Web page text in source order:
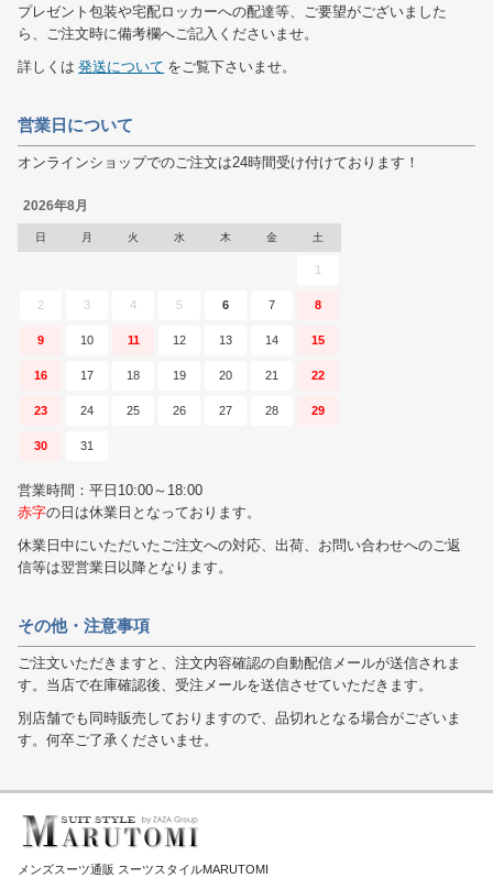
プレゼント包装や宅配ロッカーへの配達等、ご要望がございました
ら、ご注文時に備考欄へご記入くださいませ。
詳しくは 発送について をご覧下さいませ。
営業日について
オンラインショップでのご注文は24時間受け付けております！
2026年8月
日 月 火 水 木 金 土
1
2 3 4 5 6 7 8
9 10 11 12 13 14 15
16 17 18 19 20 21 22
23 24 25 26 27 28 29
30 31
営業時間：平日10:00～18:00
赤字の日は休業日となっております。
休業日中にいただいたご注文への対応、出荷、お問い合わせへのご返
信等は翌営業日以降となります。
その他・注意事項
ご注文いただきますと、注文内容確認の自動配信メールが送信されま
す。当店で在庫確認後、受注メールを送信させていただきます。
別店舗でも同時販売しておりますので、品切れとなる場合がございま
す。何卒ご了承くださいませ。
メンズスーツ通販 スーツスタイルMARUTOMI